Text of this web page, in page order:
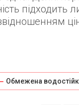
підходить
Обмежена